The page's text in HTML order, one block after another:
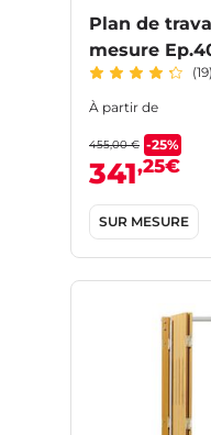
Plan de
mesure
(19)
À partir de
455,00 € -25%
341,25€
SUR MESURE